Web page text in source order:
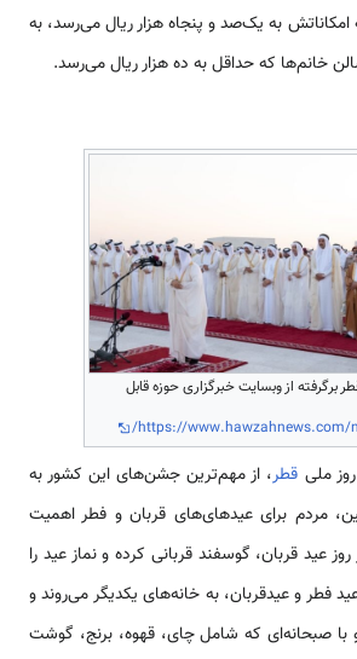
به یک‌صد و پنجاه هزار ریال می‌رسد، به
خانم‌ها که حداقل به ده هزار ریال می‌رسد.
برگرفته از وبسایت خبرگزاری حوزه قابل
https://www.hawzahnews.com/
ملی قطر، از مهم‌ترین جشن‌های این کشور به
مردم برای عیدهای‌های قربان و فطر اهمیت
عید قربان، گوسفند قربانی کرده و نماز عید را
فطر و عیدقربان، به خانه‌های یکدیگر می‌روند و
با صبحانه‌ای که شامل چای، قهوه، برنج، گوشت